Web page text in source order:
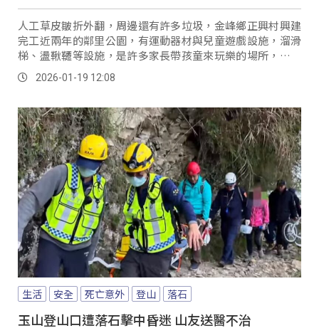
人工草皮皺折外翻，周邊還有許多垃圾，金峰鄉正興村興建
完工近兩年的鄰里公園，有運動器材與兒童遊戲設施，溜滑
梯、盪鞦韆等設施，是許多家長帶孩童來玩樂的場所，但近
日公園環境出現髒亂及損壞，恐造成孩童安全上的疑慮。
2026-01-19 12:08
生活 安全 死亡意外 登山 落石
玉山登山口遭落石擊中昏迷 山友送醫不治